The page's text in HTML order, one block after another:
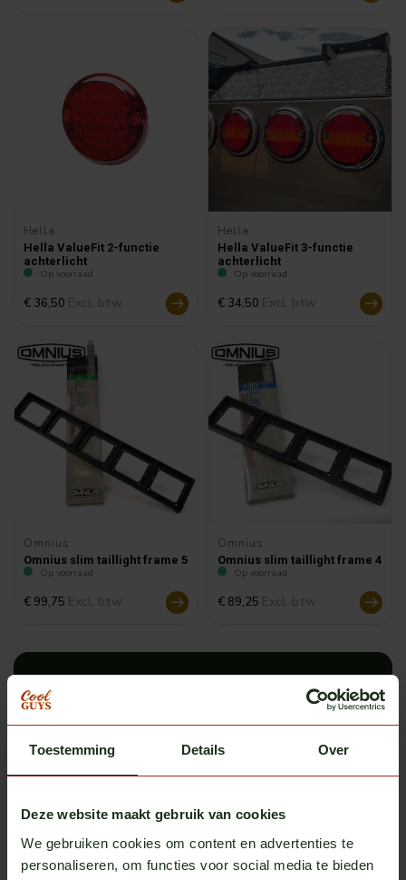
Toestemming Details Over
Deze website maakt gebruik van cookies
We gebruiken cookies om content en advertenties te
personaliseren, om functies voor social media te bieden
Hella
Hella ValueFit 2-functie
achterlicht
Op voorraad
€ 36,50
Hella
Hella ValueFit 3-functie
achterlicht
Op voorraad
€ 34,50
Omnius
Omnius slim taillight frame 5
Op voorraad
€ 99,75
Omnius
Omnius slim taillight frame 4
Op voorraad
€ 89,25
Staat het door jouw gewenste
product er niet tussen?
Neem even contact met ons op en we regelen het
voor je. Service staat immers altijd op 1!